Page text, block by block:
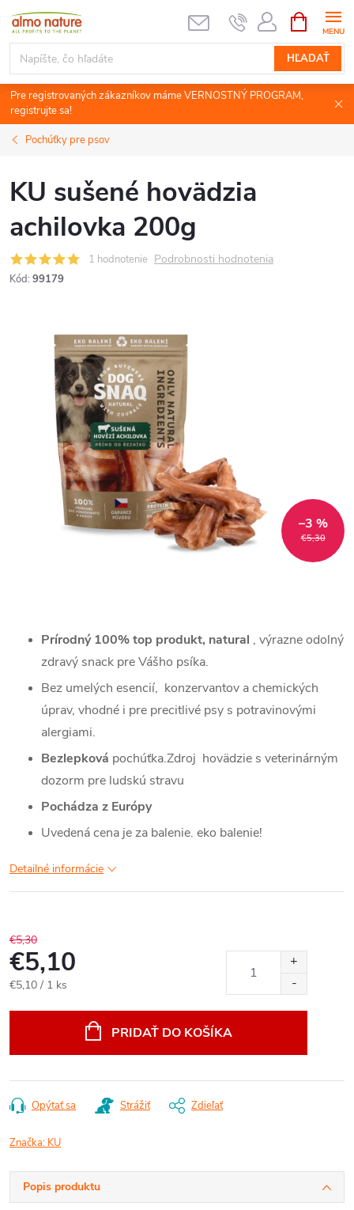
Prejsť
obsah
HĽADAŤ
KOŠÍK
Pre registrovaných zákazníkov máme VERNOSTNÝ PROGRAM,
registrujte sa!
Pochúťky pre psov
KU sušené hovädzia
achilovka 200g
1 hodnotenie Podrobnosti hodnotenia
Kód: 99179
€5,30
–3 %
Prírodný 100% top produkt, natural , výrazne odolný
zdravý snack pre Vášho psíka.
Bez umelých esencií, konzervantov a chemických
úprav, vhodné i pre precitlivé psy s potravinovými
alergiami.
Bezlepková pochúťka.Zdroj hovädzie s veterinárným
dozorm pre ludskú stravu
Pochádza z Európy
Uvedená cena je za balenie. eko balenie!
Detailné informácie
€5,30
€5,10
Jednotková
€5,10 / 1 ks
PRIDAŤ DO KOŠÍKA
Opýtať sa Strážiť Zdieľať
Značka: KU
Popis produktu